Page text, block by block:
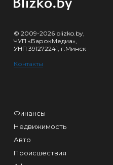
© 2009-2026 blizko.by,
ЧУП «БарокМедиа»,
УНП 391272241, г.Минск
Контакты
Финансы
Недвижимость
Авто
Происшествия